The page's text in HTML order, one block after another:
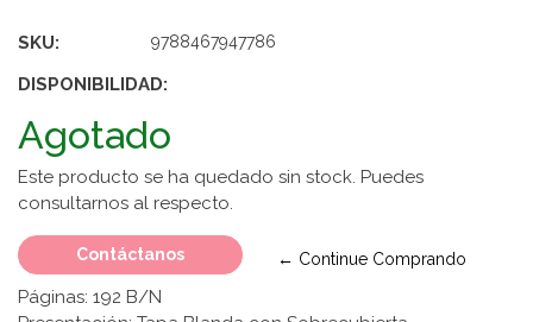
SKU: 9788467947786
DISPONIBILIDAD:
Agotado
Este producto se ha quedado sin stock. Puedes
consultarnos al respecto.
Contáctanos ← Continue Comprando
Páginas: 192 B/N